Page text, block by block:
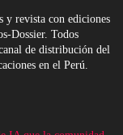
y revista con ediciones
Dossier. Todos
de distribución del
en el Perú.